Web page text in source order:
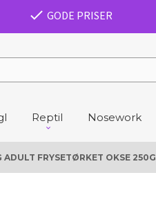
GODE PRISER
Reptil Nosework
ADULT FRYSETØRKET OKSE 250G